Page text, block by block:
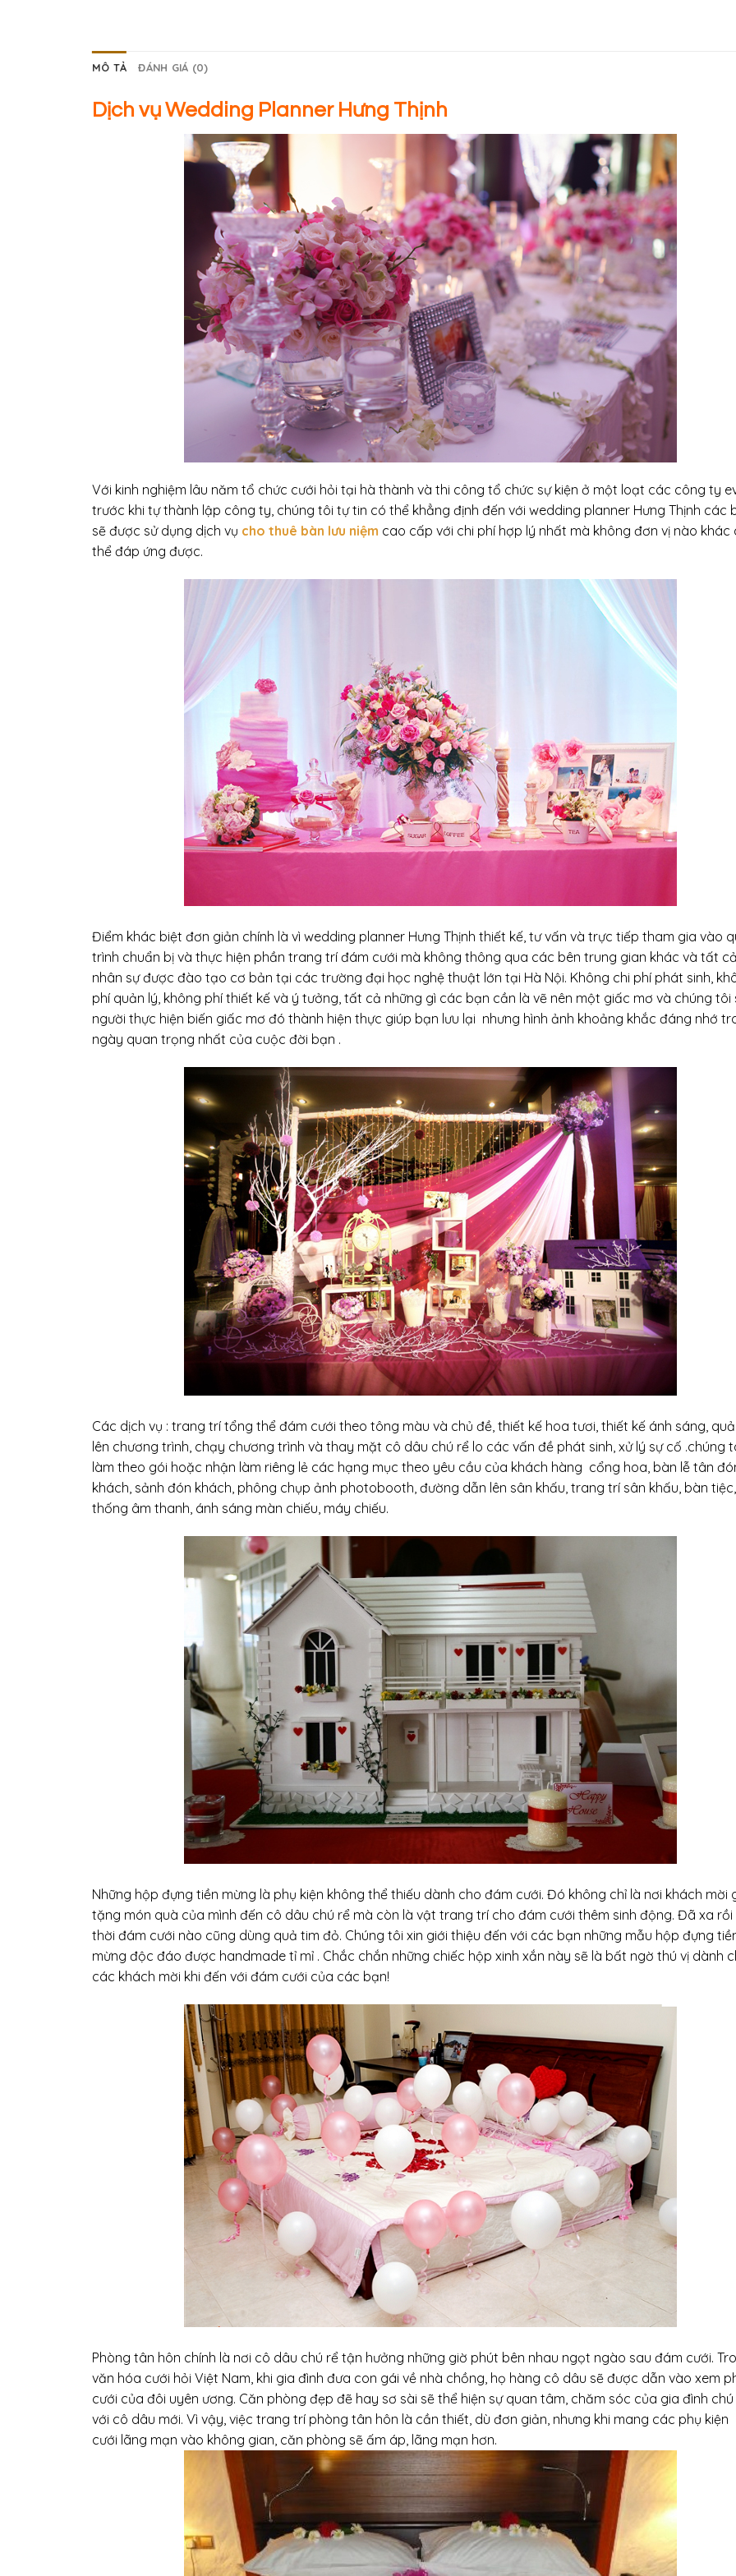
MÔ TẢ ĐÁNH GIÁ (0)
Dịch vụ Wedding Planner Hưng Thịnh
Với kinh nghiệm lâu năm tổ chức cưới hỏi tại hà thành và thi công tổ chức sự kiện ở một loạt các công ty
trước khi tự thành lập công ty, chúng tôi tự tin có thể khẳng định đến với wedding planner Hưng Thịnh các
sẽ được sử dụng dịch vụ cho thuê bàn lưu niệm cao cấp với chi phí hợp lý nhất mà không đơn vị nào khác
thể đáp ứng được.
Điểm khác biệt đơn giản chính là vì wedding planner Hưng Thịnh thiết kế, tư vấn và trực tiếp tham gia vào
trình chuẩn bị và thực hiện phần trang trí đám cưới mà không thông qua các bên trung gian khác và tất
nhân sự được đào tạo cơ bản tại các trường đại học nghệ thuật lớn tại Hà Nội. Không chi phí phát sinh,
phí quản lý, không phí thiết kế và ý tưởng, tất cả những gì các bạn cần là vẽ nên một giấc mơ và chúng tôi
người thực hiện biến giấc mơ đó thành hiện thực giúp bạn lưu lại nhưng hình ảnh khoảng khắc đáng nhớ
ngày quan trọng nhất của cuộc đời bạn .
Các dịch vụ : trang trí tổng thể đám cưới theo tông màu và chủ đề, thiết kế hoa tươi, thiết kế ánh sáng,
lên chương trình, chạy chương trình và thay mặt cô dâu chú rể lo các vấn đề phát sinh, xử lý sự cố .chúng
làm theo gói hoặc nhận làm riêng lẻ các hạng mục theo yêu cầu của khách hàng cổng hoa, bàn lễ tân
khách, sảnh đón khách, phông chụp ảnh photobooth, đường dẫn lên sân khấu, trang trí sân khấu, bàn
thống âm thanh, ánh sáng màn chiếu, máy chiếu.
Những hộp đựng tiền mừng là phụ kiện không thể thiếu dành cho đám cưới. Đó không chỉ là nơi khách mời
tặng món quà của mình đến cô dâu chú rể mà còn là vật trang trí cho đám cưới thêm sinh động. Đã xa rồi
thời đám cưới nào cũng dùng quả tim đỏ. Chúng tôi xin giới thiệu đến với các bạn những mẫu hộp đựng
mừng độc đáo được handmade tỉ mỉ . Chắc chắn những chiếc hộp xinh xắn này sẽ là bất ngờ thú vị dành
các khách mời khi đến với đám cưới của các bạn!
Phòng tân hôn chính là nơi cô dâu chú rể tận hưởng những giờ phút bên nhau ngọt ngào sau đám cưới.
văn hóa cưới hỏi Việt Nam, khi gia đình đưa con gái về nhà chồng, họ hàng cô dâu sẽ được dẫn vào xem
cưới của đôi uyên ương. Căn phòng đẹp đẽ hay sơ sài sẽ thể hiện sự quan tâm, chăm sóc của gia đình
với cô dâu mới. Vì vậy, việc trang trí phòng tân hôn là cần thiết, dù đơn giản, nhưng khi mang các phụ kiện
cưới lãng mạn vào không gian, căn phòng sẽ ấm áp, lãng mạn hơn.